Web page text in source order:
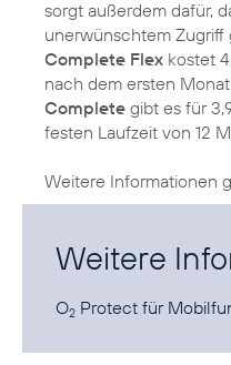
sorgt außerdem dafür,
unerwünschtem Zugriff
Complete Flex kostet
nach dem ersten
Complete gibt es für
festen Laufzeit von 12
Weitere Informationen
Weitere
O2 Protect für